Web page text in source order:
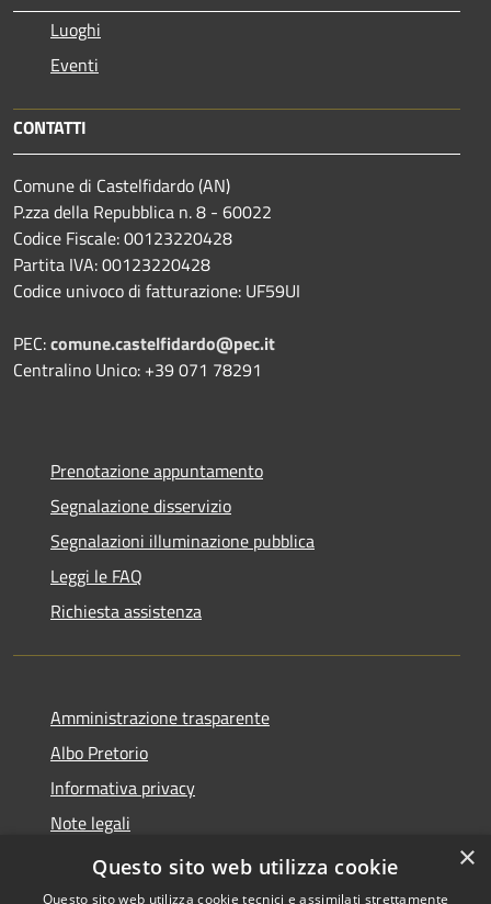
Luoghi
Eventi
CONTATTI
Comune di Castelfidardo (AN)
P.zza della Repubblica n. 8 - 60022
Codice Fiscale: 00123220428
Partita IVA: 00123220428
Codice univoco di fatturazione: UF59UI
PEC:comune.castelfidardo@pec.it
Centralino Unico: +39 071 78291
Prenotazione appuntamento
Segnalazione disservizio
Segnalazioni illuminazione pubblica
Leggi le FAQ
Richiesta assistenza
Amministrazione trasparente
Albo Pretorio
Informativa privacy
Note legali
Dichiarazione di accessibilità
×
Questo sito web utilizza cookie
Questo sito web utilizza cookie tecnici e assimilati strettamente